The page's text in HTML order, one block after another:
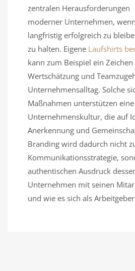
zentralen Herausforderungen
moderner Unternehmen,
langfristig erfolgreich zu
zu halten. Eigene Laufshirts
kann zum Beispiel ein
Wertschätzung und
Unternehmensalltag. Solche
Maßnahmen unterstützen eine
Unternehmenskultur, die auf
Anerkennung und
Branding wird dadurch nicht
Kommunikationsstrategie,
authentischen Ausdruck
Unternehmen mit seinen
und wie es sich als